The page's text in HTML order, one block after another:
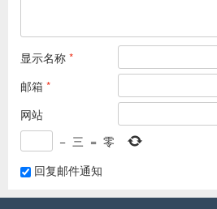
显示名称 *
邮箱 *
网站
− 三 = 零
回复邮件通知